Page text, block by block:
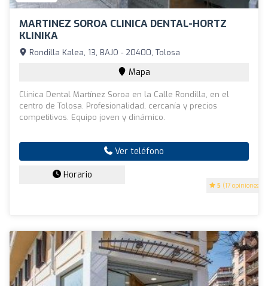
MARTINEZ SOROA CLINICA DENTAL-HORTZ
KLINIKA
5 (17 opiniones)
Rondilla Kalea, 13, BAJO - 20400, Tolosa
Mapa
Clínica Dental Martínez Soroa en la Calle Rondilla, en el
centro de Tolosa. Profesionalidad, cercanía y precios
competitivos. Equipo joven y dinámico.
Ver teléfono
Horario